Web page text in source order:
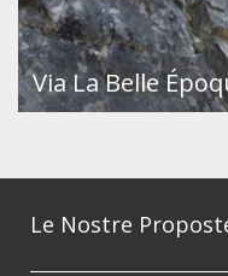
Via La Belle
Le Nostre